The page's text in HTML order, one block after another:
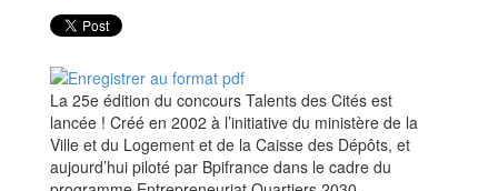
La 25e édition du concours Talents des Cités est
lancée ! Créé en 2002 à l’initiative du ministère de la
Ville et du Logement et de la Caisse des Dépôts, et
aujourd’hui piloté par Bpifrance dans le cadre du